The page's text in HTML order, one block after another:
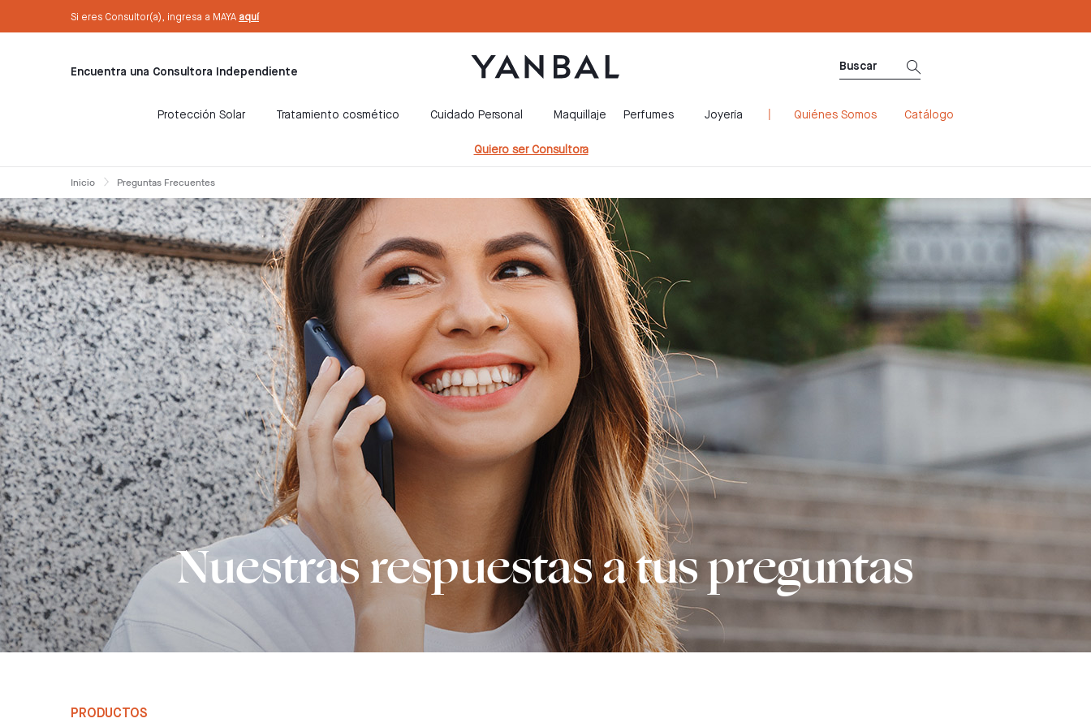
Si eres Consultor(a), ingresa a MAYA aquí
Encuentra una Consultora Independiente
Protección Solar Tratamiento cosmético Cuidado Personal Maquillaje Perfumes Joyería Quiénes Somos Catálogo
Quiero ser Consultora
Inicio Preguntas Frecuentes
Nuestras respuestas a tus preguntas
PRODUCTOS